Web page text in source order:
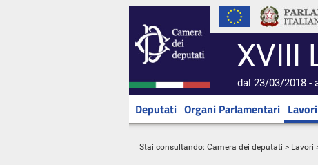
XVIII
dal 23/03/2018 -
Deputati Organi Parlamentari Lavori
Stai consultando: Camera dei deputati > Lavori